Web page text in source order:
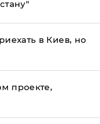
в Киев, но
проекте,